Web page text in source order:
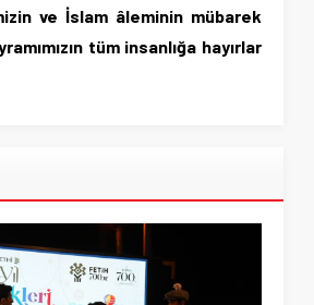
ve İslam âleminin mübarek
tüm insanlığa hayırlar